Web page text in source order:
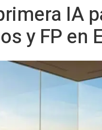
IA
y FP en